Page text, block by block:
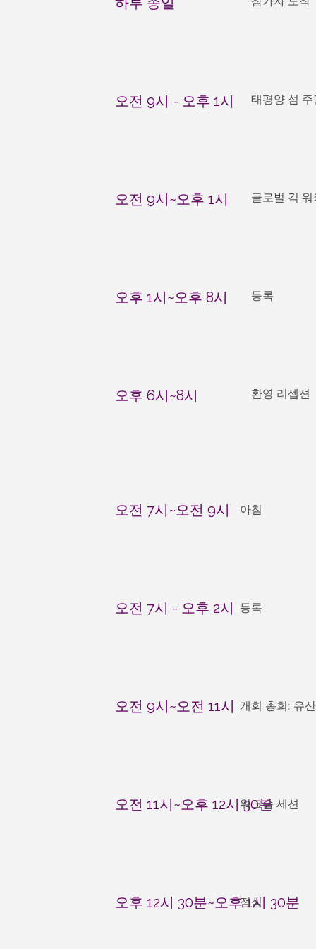
오전 9시 - 오후 1시 태평양 섬
오전 9시~오후 1시 글로벌 긱
오후 1시~오후 8시 등록
오후 6시~8시 환영 리셉션
오전 7시~오전 9시 아침
오전 7시 - 오후 2시 등록
오전 9시~오전 11시 개회 총회: 유
오전 11시~오후 12시 30분
워크숍 세션
오후 12시 30분~오후 1시 30분
점심